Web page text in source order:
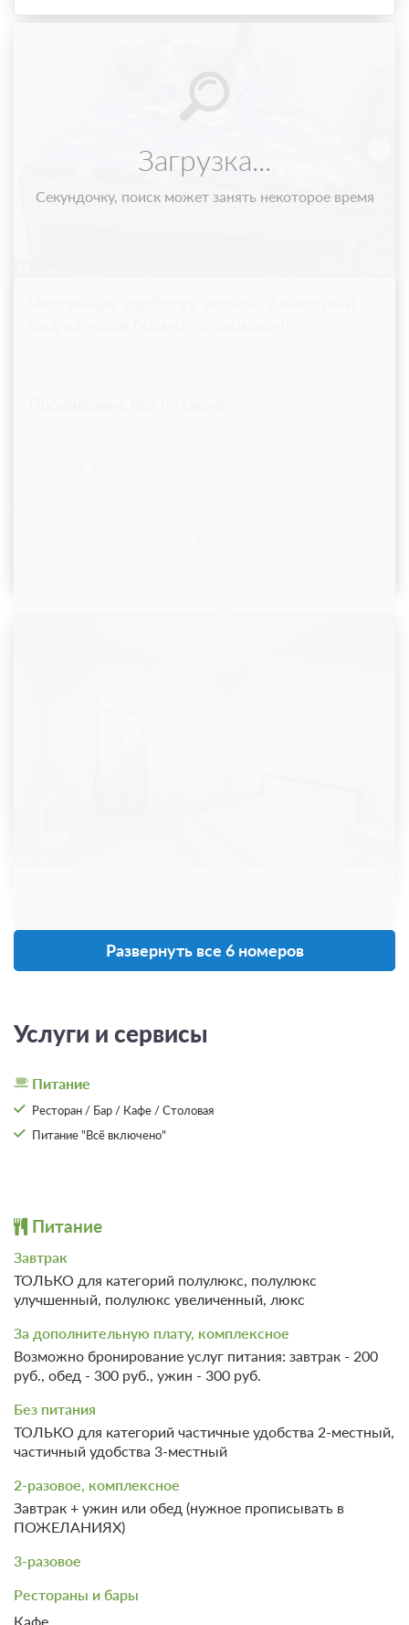
2
5 фото
большой верандой
2
Завтрак
Требуется предоплата
от 1 786
Загрузка...
Секундочку, поиск может занять некоторое время
Развернуть все 6 номеров
Услуги и сервисы
Питание
Ресторан / Бар / Кафе / Столовая
Питание "Всё включено"
Питание
Завтрак
ТОЛЬКО для категорий полулюкс, полулюкс
улучшенный, полулюкс увеличенный, люкс
За дополнительную плату, комплексное
Возможно бронирование услуг питания: завтрак - 200
руб., обед - 300 руб., ужин - 300 руб.
Без питания
ТОЛЬКО для категорий частичные удобства 2-местный,
частичный удобства 3-местный
2-разовое, комплексное
Завтрак + ужин или обед (нужное прописывать в
ПОЖЕЛАНИЯХ)
3-разовое
Рестораны и бары
Кафе